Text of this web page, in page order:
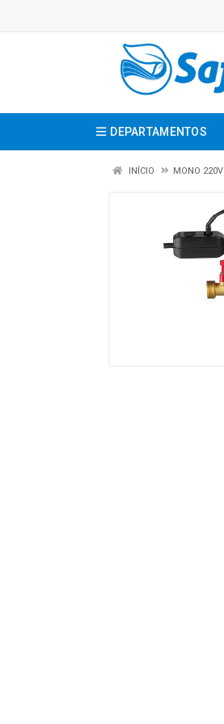
DEPARTAMENTOS
INÍCIO MONO 220V